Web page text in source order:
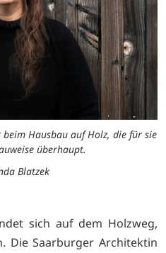
Hausbau auf Holz, die für sie
überhaupt.
Blatzek
sich auf dem Holzweg,
Die Saarburger Architektin